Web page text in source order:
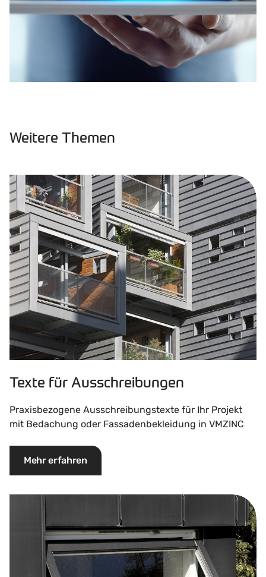
Weitere Themen
Texte für Ausschreibungen
Praxisbezogene Ausschreibungstexte für Ihr Projekt
mit Bedachung oder Fassadenbekleidung in VMZINC
Mehr erfahren